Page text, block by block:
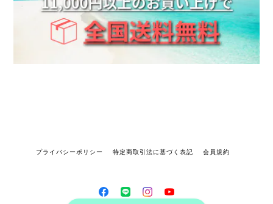
プライバシーポリシー 特定商取引法に基づく表記 会員規約